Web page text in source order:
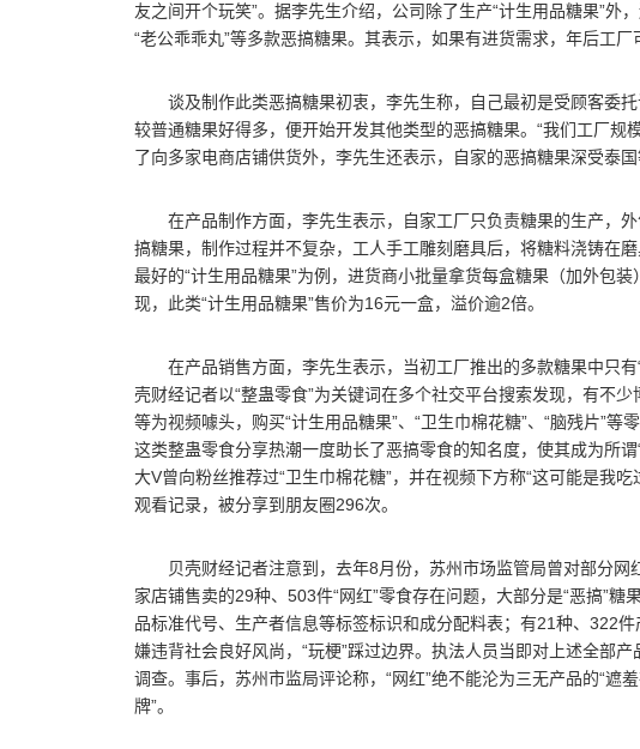
友之间开个玩笑”。据李先生介绍，公司除了生产“计生用品糖果”外，
“老公乖乖丸”等多款恶搞糖果。其表示，如果有进货需求，年后工厂
谈及制作此类恶搞糖果初衷，李先生称，自己最初是受顾客委
较普通糖果好得多，便开始开发其他类型的恶搞糖果。“我们工厂规
了向多家电商店铺供货外，李先生还表示，自家的恶搞糖果深受泰国
在产品制作方面，李先生表示，自家工厂只负责糖果的生产，
搞糖果，制作过程并不复杂，工人手工雕刻磨具后，将糖料浇铸在
最好的“计生用品糖果”为例，进货商小批量拿货每盒糖果（加外包
现，此类“计生用品糖果”售价为16元一盒，溢价逾2倍。
在产品销售方面，李先生表示，当初工厂推出的多款糖果中只
壳财经记者以“整蛊零食”为关键词在多个社交平台搜索发现，有不少
等为视频噱头，购买“计生用品糖果”、“卫生巾棉花糖”、“脑残片”等
这类整蛊零食分享热潮一度助长了恶搞零食的知名度，使其成为所
大V曾向粉丝推荐过“卫生巾棉花糖”，并在视频下方称“这可能是我
观看记录，被分享到朋友圈296次。
贝壳财经记者注意到，去年8月份，苏州市场监管局曾对部分
家店铺售卖的29种、503件“网红”零食存在问题，大部分是“恶搞”
品标准代号、生产者信息等标签标识和成分配料表；有21种、322件
嫌违背社会良好风尚，“玩梗”踩过边界。执法人员当即对上述全部
调查。事后，苏州市监局评论称，“网红”绝不能沦为三无产品的“遮
牌”。